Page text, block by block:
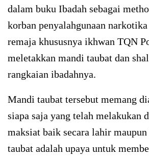
dalam buku Ibadah sebagai
korban penyalahgunaan
remaja khususnya ikhwan TQN
meletakkan mandi taubat dan
rangkaian ibadahnya.
Mandi taubat tersebut memang
siapa saja yang telah melakukan
maksiat baik secara lahir
taubat adalah upaya untuk